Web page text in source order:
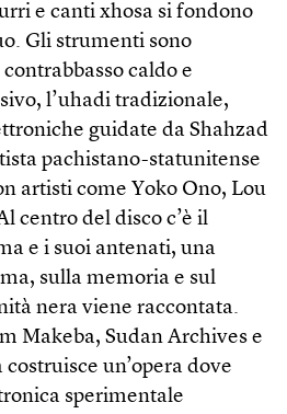
e canti xhosa si fondono
Gli strumenti sono
caldo e
l’uhadi tradizionale,
guidate da Shahzad
pachistano-statunitense
artisti come Yoko Ono, Lou
centro del disco c’è il
e i suoi antenati, una
sulla memoria e sul
nera viene raccontata.
Makeba, Sudan Archives e
un’opera dove
sperimentale